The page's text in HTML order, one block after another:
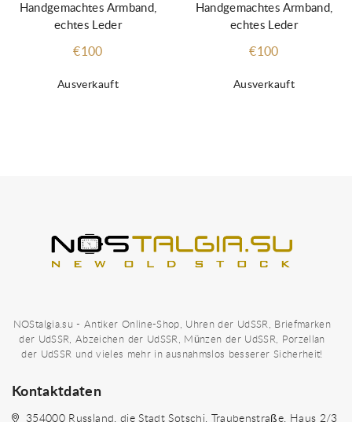
Ausverkauft
Handgemachtes Armband,
echtes Leder
€100
Ausverkauft
Handgemachtes Armband,
echtes Leder
€100
NOStalgia.su - Antiker Online-Shop, Uhren der UdSSR, Briefmarken
der UdSSR, Abzeichen der UdSSR, Münzen der UdSSR, Porzellan
der UdSSR und vieles mehr in ausnahmslos besserer Sicherheit!
Kontaktdaten
354000 Russland, die Stadt Sotschi, Traubenstraße. Haus 2/3